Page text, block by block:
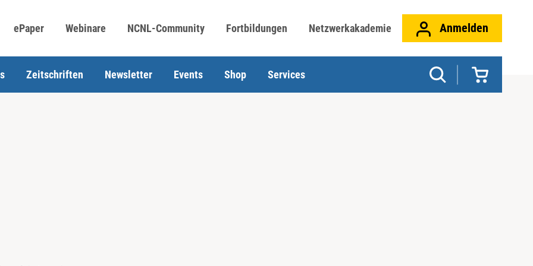
ePaper Webinare NCNL-Community Fortbildungen Netzwerkakademie Anmelden
Zeitschriften Newsletter Events Shop Services